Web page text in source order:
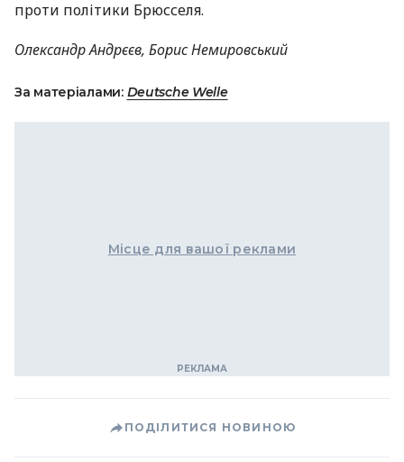
проти політики Брюсселя.
Олександр Андрєєв, Борис Немировський
За матеріалами: Deutsche Welle
Місце для вашої реклами
ПОДІЛИТИСЯ НОВИНОЮ